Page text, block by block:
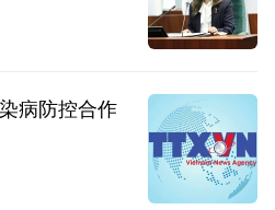
病防控合作